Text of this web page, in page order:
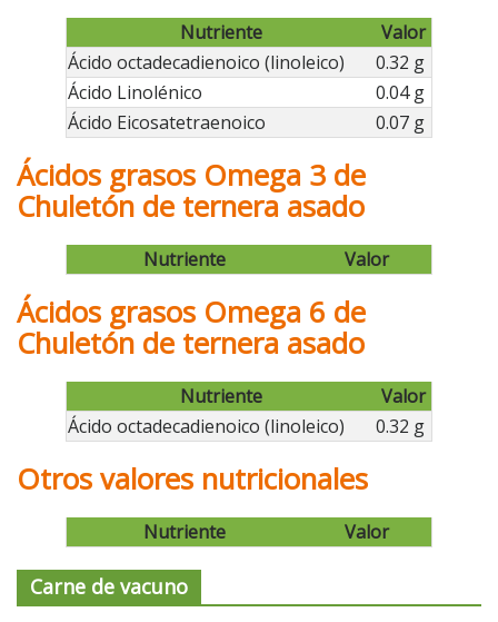
Nutriente
Valor
Ácido octadecadienoico (linoleico)
0.32 g
Ácido Linolénico
0.04 g
Ácido Eicosatetraenoico
0.07 g
Ácidos grasos Omega 3 de
Chuletón de ternera asado
Nutriente Valor
Ácidos grasos Omega 6 de
Chuletón de ternera asado
Nutriente
Valor
Ácido octadecadienoico (linoleico)
0.32 g
Otros valores nutricionales
Nutriente Valor
Carne de vacuno